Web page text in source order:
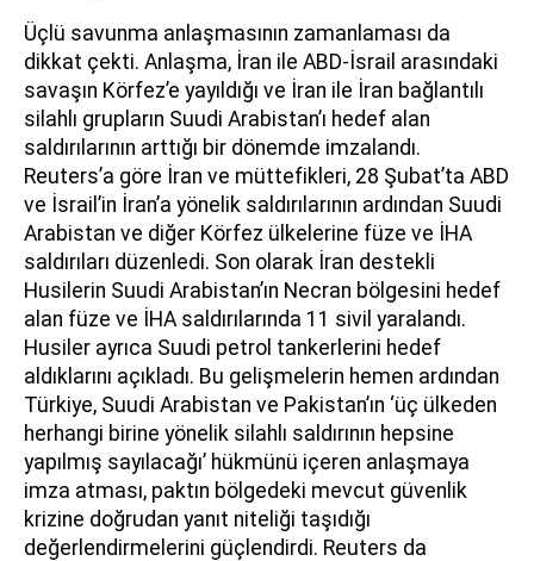
Üçlü savunma anlaşmasının zamanlaması da
dikkat çekti. Anlaşma, İran ile ABD-İsrail arasındaki
savaşın Körfez’e yayıldığı ve İran ile İran bağlantılı
silahlı grupların Suudi Arabistan’ı hedef alan
saldırılarının arttığı bir dönemde imzalandı.
Reuters’a göre İran ve müttefikleri, 28 Şubat’ta ABD
ve İsrail’in İran’a yönelik saldırılarının ardından Suudi
Arabistan ve diğer Körfez ülkelerine füze ve İHA
saldırıları düzenledi. Son olarak İran destekli
Husilerin Suudi Arabistan’ın Necran bölgesini hedef
alan füze ve İHA saldırılarında 11 sivil yaralandı.
Husiler ayrıca Suudi petrol tankerlerini hedef
aldıklarını açıkladı. Bu gelişmelerin hemen ardından
Türkiye, Suudi Arabistan ve Pakistan’ın ‘üç ülkeden
herhangi birine yönelik silahlı saldırının hepsine
yapılmış sayılacağı’ hükmünü içeren anlaşmaya
imza atması, paktın bölgedeki mevcut güvenlik
krizine doğrudan yanıt niteliği taşıdığı
değerlendirmelerini güçlendirdi. Reuters da